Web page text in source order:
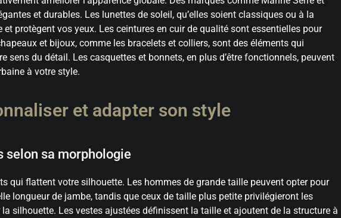
et durables. Les lunettes de soleil, qu’elles soient classiques ou à la
protègent vos yeux. Les ceintures en cuir de qualité sont essentielles pour
et bijoux, comme les bracelets et colliers, sont des éléments qui
sens du détail. Les casquettes et bonnets, en plus d’être fonctionnels, peuvent
à votre style.
et adapter son style
selon sa morphologie
qui flattent votre silhouette. Les hommes de grande taille peuvent opter pour
longueur de jambe, tandis que ceux de taille plus petite privilégieront les
silhouette. Les vestes ajustées définissent la taille et ajoutent de la structure à